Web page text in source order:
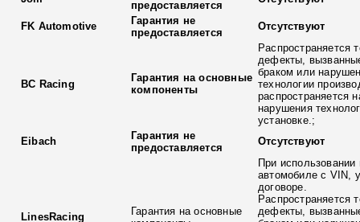
предоставляется
FK Automotive
Гарантия не
предоставляется
Отсутствуют
BC Racing
Гарантия на основные
компоненты
Распространяется
дефекты,
браком или
технологии
распространяется
нарушения
установке.;
Eibach
Гарантия не
предоставляется
Отсутствуют
LinesRacing
Гарантия на основные
При использовании
автомобиле с VIN,
договоре.
Распространяется
дефекты,